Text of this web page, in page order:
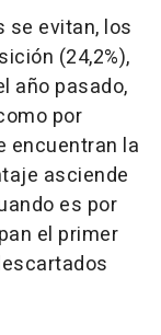
se evitan, los
(24,2%),
año pasado,
por
encuentran la
asciende
es por
el primer